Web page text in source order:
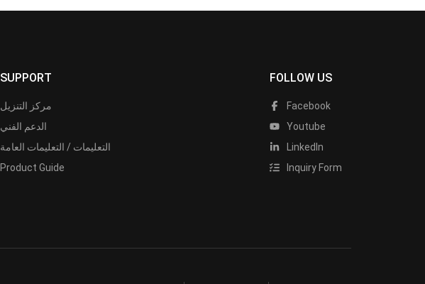
SUPPORT
مركز التنزيل
الدعم الفني
التعليمات / التعليمات العامة
Product Guide
FOLLOW US
Facebook
Youtube
LinkedIn
Inquiry Form